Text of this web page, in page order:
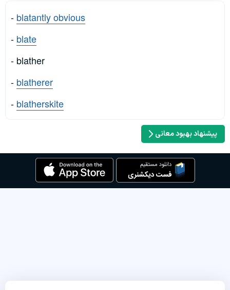
- blatantly obvious
- blate
- blather
- blatherer
- blatherskite
پیشنهاد بهبود معانی